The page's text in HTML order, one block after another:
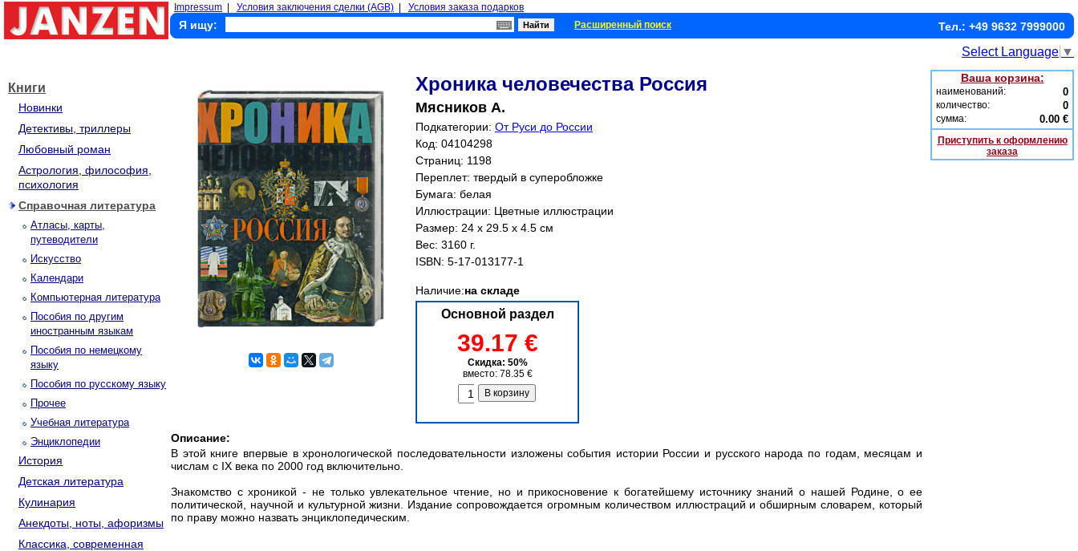
Impressum Условия заключения сделки (AGB) Условия заказа подарков
Я ищу: Расширенный поиск Тел.: +49 9632 7999000
Select Language ▼
Книги
Новинки
Детективы, триллеры
Любовный роман
Астрология, философия,
психология
Справочная литература
Атласы, карты,
путеводители
Искусство
Календари
Компьютерная литература
Пособия по другим
иностранным языкам
Пособия по немецкому
языку
Пособия по русскому языку
Прочее
Учебная литература
Энциклопедии
История
Детская литература
Кулинария
Анекдоты, ноты, афоризмы
Классика, современная
Хроника человечества Россия
Мясников А.
Подкатегории: От Руси до России
Код: 04104298
Страниц: 1198
Переплет: твердый в суперобложке
Бумага: белая
Иллюстрации: Цветные иллюстрации
Размер: 24 x 29.5 x 4.5 см
Вес: 3160 г.
ISBN: 5-17-013177-1
Наличие:на складе
Основной раздел
39.17 €
Скидка: 50%
вместо: 78.35 €
Описание:
В этой книге впервые в хронологической последовательности изложены события истории России и русского народа по годам, месяцам и
числам с IX века по 2000 год включительно.
Знакомство с хроникой - не только увлекательное чтение, но и прикосновение к богатейшему источнику знаний о нашей Родине, о ее
политической, научной и культурной жизни. Издание сопровождается огромным количеством иллюстраций и обширным словарем, который
по праву можно назвать энциклопедическим.
Ваша корзина:
наименований: 0
количество: 0
сумма: 0.00 €
Приступить к оформлению
заказа